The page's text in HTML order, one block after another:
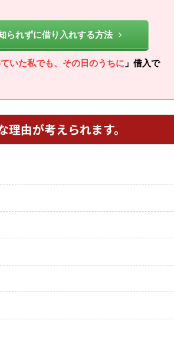
られずに借り入れする方法
いた私でも、その日のうちに 」借入で
由が考えられます。